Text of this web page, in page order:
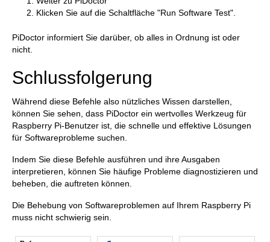
Klicken Sie auf die Schaltfläche "Run Software Test".
PiDoctor informiert Sie darüber, ob alles in Ordnung ist oder
nicht.
Schlussfolgerung
Während diese Befehle also nützliches Wissen darstellen,
können Sie sehen, dass PiDoctor ein wertvolles Werkzeug für
Raspberry Pi-Benutzer ist, die schnelle und effektive Lösungen
für Softwareprobleme suchen.
Indem Sie diese Befehle ausführen und ihre Ausgaben
interpretieren, können Sie häufige Probleme diagnostizieren und
beheben, die auftreten können.
Die Behebung von Softwareproblemen auf Ihrem Raspberry Pi
muss nicht schwierig sein.